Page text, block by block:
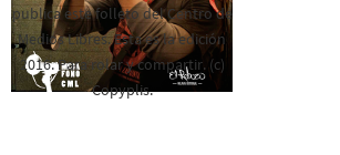
publica este folleto del Centro de
Medios Libres. Esta es la edición
2016. Para rolar y compartir. (c)
Copyplis.